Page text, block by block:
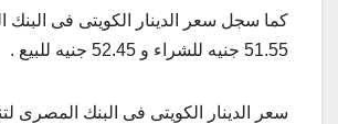
كما سجل سعر الدينار الكويتى فى البنك
51.55 جنيه للشراء و 52.45 جنيه للبيع .
سعر الدينار الكويتى فى البنك المصرى